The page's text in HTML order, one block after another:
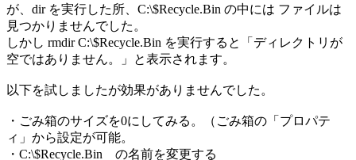
が、dir を実行した所、C:\$Recycle.Bin の中には ファイルは
見つかりませんでした。
しかし rmdir C:\$Recycle.Bin を実行すると「ディレクトリが
空ではありません。」と表示されます。
以下を試しましたが効果がありませんでした。
・ごみ箱のサイズを0にしてみる。（ごみ箱の「プロパテ
ィ」から設定が可能。
・C:\$Recycle.Bin の名前を変更する